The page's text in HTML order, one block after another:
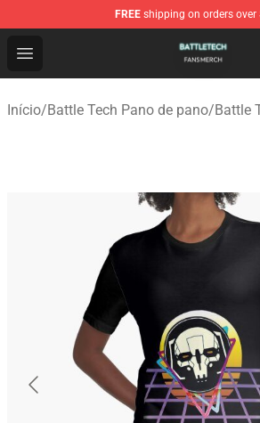
FREE shipping on orders over
Open menu
Battle Tech Shop - Official Battle
Início/Battle Tech Pano de pano/Battle